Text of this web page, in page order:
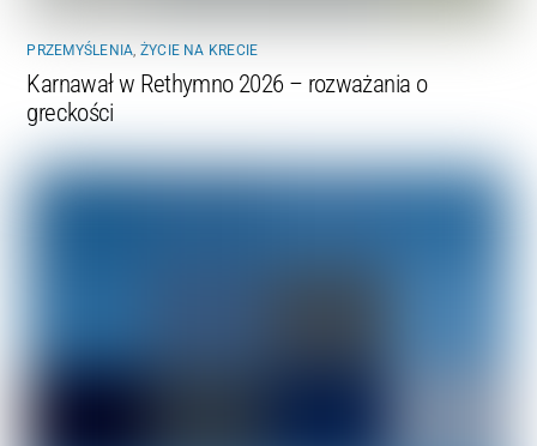
PRZEMYŚLENIA, ŻYCIE NA KRECIE
Karnawał w Rethymno 2026 – rozważania o
greckości